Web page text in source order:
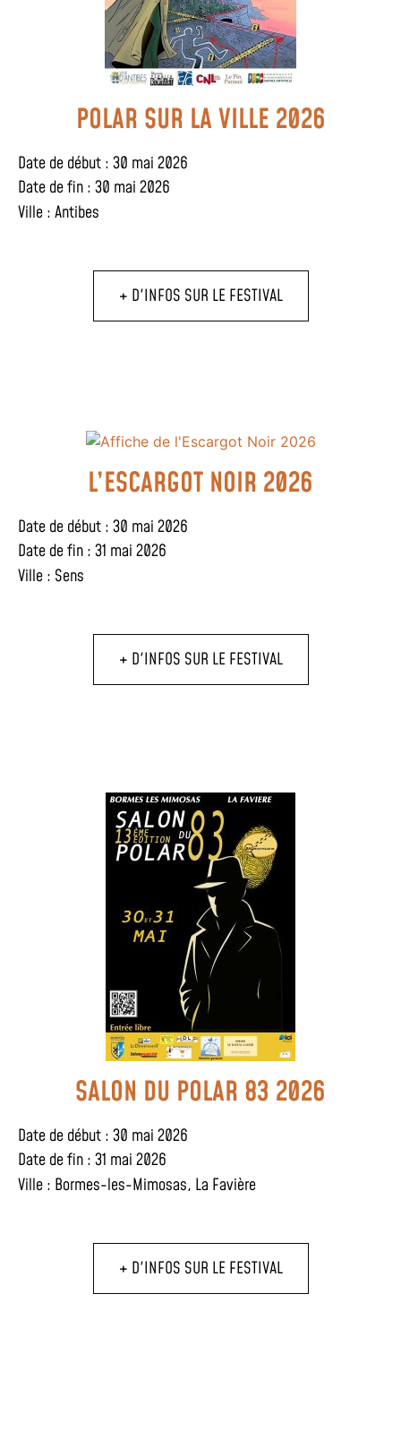
POLAR SUR LA VILLE 2026
Date de début : 30 mai 2026
Date de fin : 30 mai 2026
Ville : Antibes
+ D'INFOS SUR LE FESTIVAL
L’ESCARGOT NOIR 2026
Date de début : 30 mai 2026
Date de fin : 31 mai 2026
Ville : Sens
+ D'INFOS SUR LE FESTIVAL
SALON DU POLAR 83 2026
Date de début : 30 mai 2026
Date de fin : 31 mai 2026
Ville : Bormes-les-Mimosas, La Favière
+ D'INFOS SUR LE FESTIVAL